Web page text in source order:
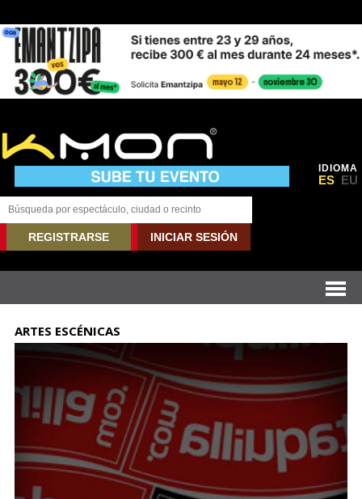
IDIOMA
ES EU
REGISTRARSE INICIAR SESIÓN
ARTES ESCÉNICAS